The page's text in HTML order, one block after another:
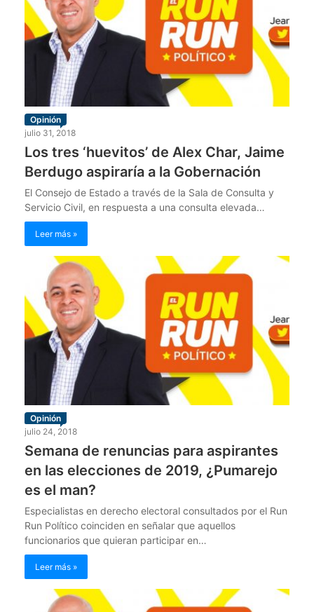
Opinión
julio 31, 2018
Los tres ‘huevitos’ de Alex Char, Jaime
Berdugo aspiraría a la Gobernación
El Consejo de Estado a través de la Sala de Consulta y
Servicio Civil, en respuesta a una consulta elevada…
Leer más »
Opinión
julio 24, 2018
Semana de renuncias para aspirantes
en las elecciones de 2019, ¿Pumarejo
es el man?
Especialistas en derecho electoral consultados por el Run
Run Político coinciden en señalar que aquellos
funcionarios que quieran participar en…
Leer más »